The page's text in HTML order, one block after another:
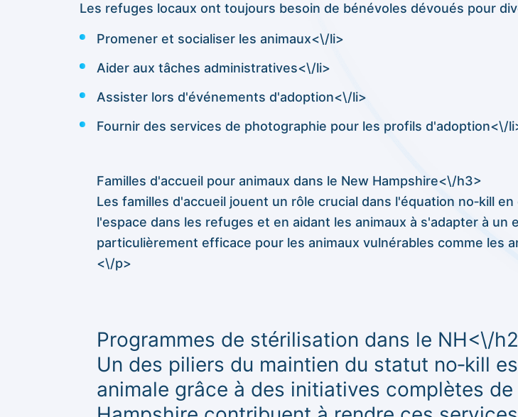
Les refuges locaux ont toujours besoin de bénévoles dévoués pour
Promener et socialiser les animaux<\/li>
Aider aux tâches administratives<\/li>
Assister lors d'événements d'adoption<\/li>
Fournir des services de photographie pour les profils d'adoption<\/
Familles d'accueil pour animaux dans le New Hampshire<\/h3>
Les familles d'accueil jouent un rôle crucial dans l'équation no‑kill
l'espace dans les refuges et en aidant les animaux à s'adapter à
particulièrement efficace pour les animaux vulnérables comme les
<\/p>
Programmes de stérilisation dans le NH<\/
Un des piliers du maintien du statut no‑kill
animale grâce à des initiatives complètes